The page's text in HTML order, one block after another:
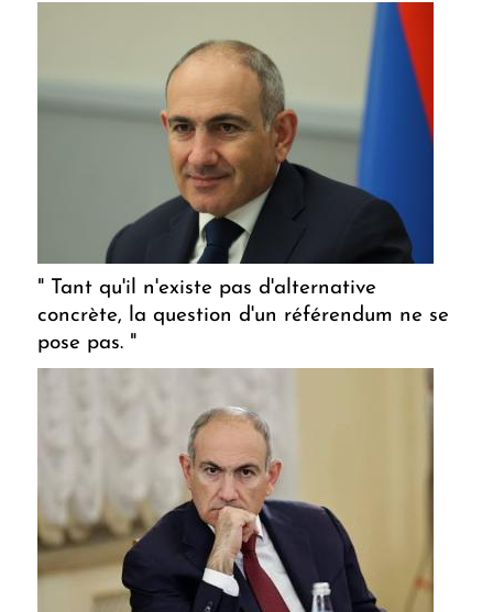
" Tant qu'il n'existe pas d'alternative
concrète, la question d'un référendum ne se
pose pas. "